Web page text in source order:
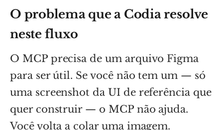
O problema que a Codia resolve
neste fluxo
O MCP precisa de um arquivo Figma
para ser útil. Se você não tem um — só
uma screenshot da UI de referência que
quer construir — o MCP não ajuda.
Você volta a colar uma imagem.